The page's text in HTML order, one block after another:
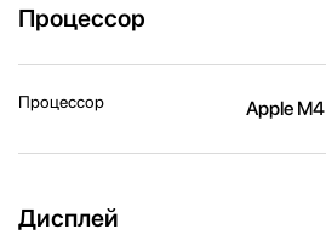
Процессор
Процессор Apple M4
Дисплей